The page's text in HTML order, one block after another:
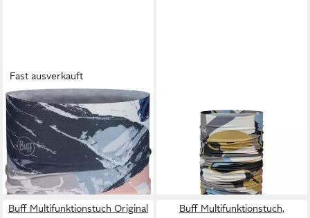
Fast ausverkauft
BUFF
Halstuch Original EcoStretch
Multifunktionstuch - Onlar
Multi
ab 19,95 €
lieferbar - in 4-5 Werktagen bei dir
Halstuch Thermonet
Multifunktions-Schlauchtuch /
Thermoschal grün
ab 25,16 €
lieferbar - in 4-5 Werktagen bei dir
Buff Multifunktionstuch Original
Buff Multifunktionstuch,